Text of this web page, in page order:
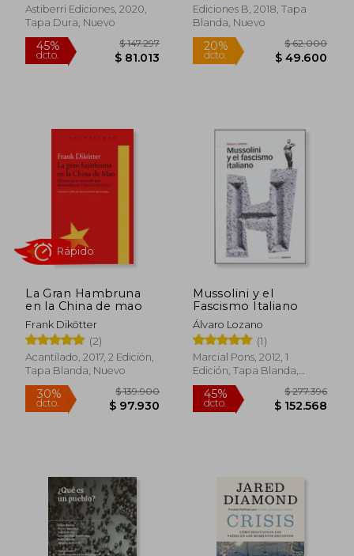
45% $ 158.454 45%
Astiberri Ediciones, 2020,
Tapa Dura, Nuevo
Ediciones B, 2018, Tapa
Blanda, Nuevo
La Gran Hambruna
en la China de mao
Frank Dikötter
(2)
Acantilado, 2017, 2 Edición,
Tapa Blanda, Nuevo
Mussolini y el
Fascismo Italiano
Álvaro Lozano
(1)
Marcial Pons, 2012, 1
Edición, Tapa Blanda,
Nuevo